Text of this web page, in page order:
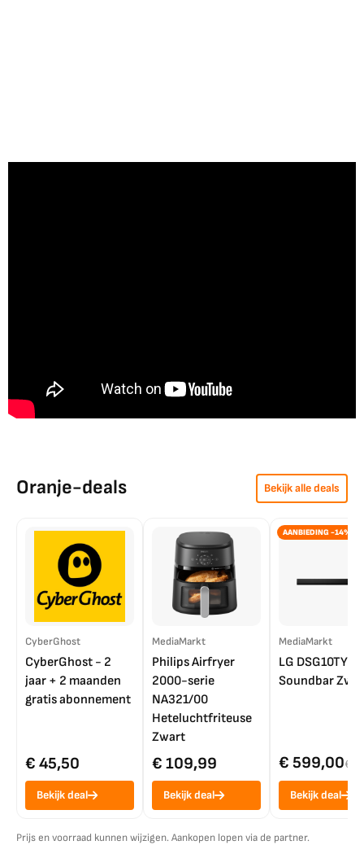
Oranje-deals Bekijk alle deals
CyberGhost
CyberGhost - 2
jaar + 2 maanden
gratis abonnement
€ 45,50
Bekijk deal
MediaMarkt
Philips Airfryer
2000-serie
NA321/00
Heteluchtfriteuse
Zwart
€ 109,99
Bekijk deal
AANBIEDING -14%
MediaMarkt
LG DSG10TY
Soundbar
€ 599,00€
Bekijk deal
Prijs en voorraad kunnen wijzigen. Aankopen lopen via de partner.